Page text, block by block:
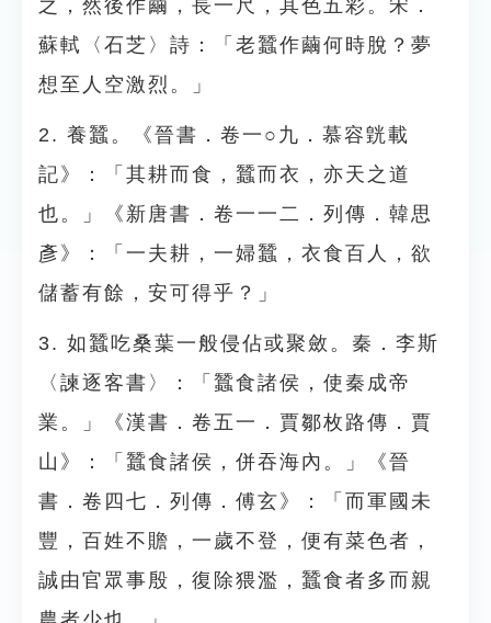
之，然後作繭，長一尺，其色五彩。宋．
蘇軾〈石芝〉詩：「老蠶作繭何時脫？夢
想至人空激烈。」
2. 養蠶。《晉書．卷一○九．慕容皝載
記》：「其耕而食，蠶而衣，亦天之道
也。」《新唐書．卷一一二．列傳．韓思
彥》：「一夫耕，一婦蠶，衣食百人，欲
儲蓄有餘，安可得乎？」
3. 如蠶吃桑葉一般侵佔或聚斂。秦．李斯
〈諫逐客書〉：「蠶食諸侯，使秦成帝
業。」《漢書．卷五一．賈鄒枚路傳．賈
山》：「蠶食諸侯，併吞海內。」《晉
書．卷四七．列傳．傅玄》：「而軍國未
豐，百姓不贍，一歲不登，便有菜色者，
誠由官眾事殷，復除猥濫，蠶食者多而親